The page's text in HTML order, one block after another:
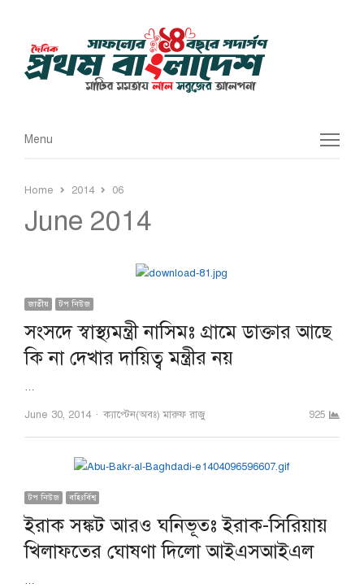
Menu
Menu
Home 2014 06
June 2014
জাতীয় টপ নিউজ
সংসদে স্বাস্থ্যমন্ত্রী নাসিমঃ গ্রামে ডাক্তার আছে
কি না দেখার দায়িত্ব মন্ত্রীর নয়
…
June 30, 2014 Author
ক্যাপ্টেন(অবঃ) মারুফ রাজু 925
টপ নিউজ বহিঃর্বিশ্ব
ইরাক সঙ্কট আরও ঘনিভূতঃ ইরাক-সিরিয়ায়
খিলাফতের ঘোষণা দিলো আইএসআইএল
…